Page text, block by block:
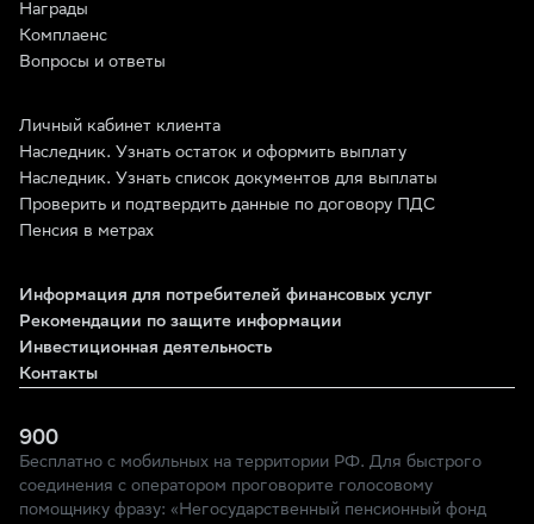
Награды
Комплаенс
Вопросы и ответы
Личный кабинет клиента
Наследник. Узнать остаток и оформить выплату
Наследник. Узнать список документов для выплаты
Проверить и подтвердить данные по договору ПДС
Пенсия в метрах
Информация для потребителей финансовых услуг
Рекомендации по защите информации
Инвестиционная деятельность
Контакты
900
Бесплатно с мобильных на территории РФ. Для быстрого
соединения с оператором проговорите голосовому
помощнику фразу: «Негосударственный пенсионный фонд